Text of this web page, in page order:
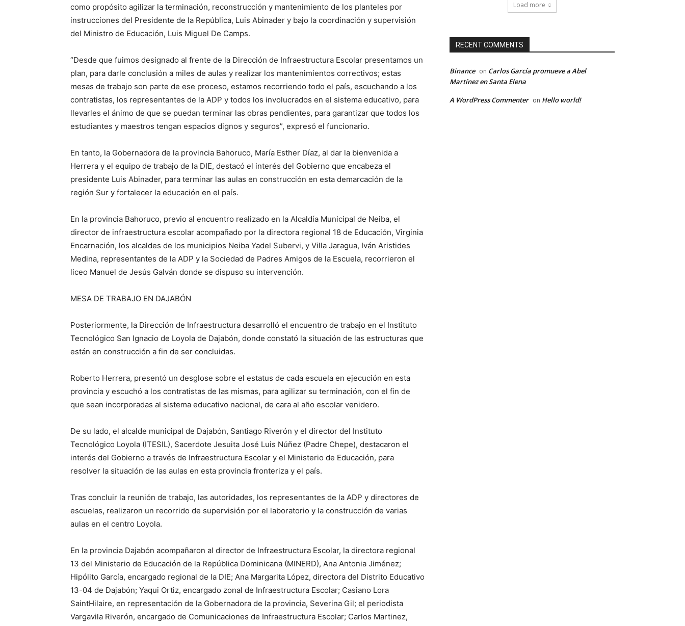
como propósito agilizar la terminación, reconstrucción y mantenimiento de los planteles por
instrucciones del Presidente de la República, Luis Abinader y bajo la coordinación y supervisión
del Ministro de Educación, Luis Miguel De Camps.
“Desde que fuimos designado al frente de la Dirección de Infraestructura Escolar presentamos un
plan, para darle conclusión a miles de aulas y realizar los mantenimientos correctivos; estas
mesas de trabajo son parte de ese proceso, estamos recorriendo todo el país, escuchando a los
contratistas, los representantes de la ADP y todos los involucrados en el sistema educativo, para
llevarles el ánimo de que se puedan terminar las obras pendientes, para garantizar que todos los
estudiantes y maestros tengan espacios dignos y seguros”, expresó el funcionario.
En tanto, la Gobernadora de la provincia Bahoruco, María Esther Díaz, al dar la bienvenida a
Herrera y el equipo de trabajo de la DIE, destacó el interés del Gobierno que encabeza el
presidente Luis Abinader, para terminar las aulas en construcción en esta demarcación de la
región Sur y fortalecer la educación en el país.
En la provincia Bahoruco, previo al encuentro realizado en la Alcaldía Municipal de Neiba, el
director de infraestructura escolar acompañado por la directora regional 18 de Educación, Virginia
Encarnación, los alcaldes de los municipios Neiba Yadel Subervi, y Villa Jaragua, Iván Aristides
Medina, representantes de la ADP y la Sociedad de Padres Amigos de la Escuela, recorrieron el
liceo Manuel de Jesús Galván donde se dispuso su intervención.
MESA DE TRABAJO EN DAJABÓN
Posteriormente, la Dirección de Infraestructura desarrolló el encuentro de trabajo en el Instituto
Tecnológico San Ignacio de Loyola de Dajabón, donde constató la situación de las estructuras que
están en construcción a fin de ser concluidas.
Roberto Herrera, presentó un desglose sobre el estatus de cada escuela en ejecución en esta
provincia y escuchó a los contratistas de las mismas, para agilizar su terminación, con el fin de
que sean incorporadas al sistema educativo nacional, de cara al año escolar venidero.
De su lado, el alcalde municipal de Dajabón, Santiago Riverón y el director del Instituto
Tecnológico Loyola (ITESIL), Sacerdote Jesuita José Luis Núñez (Padre Chepe), destacaron el
interés del Gobierno a través de Infraestructura Escolar y el Ministerio de Educación, para
resolver la situación de las aulas en esta provincia fronteriza y el país.
Tras concluir la reunión de trabajo, las autoridades, los representantes de la ADP y directores de
escuelas, realizaron un recorrido de supervisión por el laboratorio y la construcción de varias
aulas en el centro Loyola.
En la provincia Dajabón acompañaron al director de Infraestructura Escolar, la directora regional
13 del Ministerio de Educación de la República Dominicana (MINERD), Ana Antonia Jiménez;
Hipólito García, encargado regional de la DIE; Ana Margarita López, directora del Distrito Educativo
13-04 de Dajabón; Yaqui Ortiz, encargado zonal de Infraestructura Escolar; Casiano Lora
SaintHilaire, en representación de la Gobernadora de la provincia, Severina Gil; el periodista
Vargavila Riverón, encargado de Comunicaciones de Infraestructura Escolar; Carlos Martinez,
Load more
RECENT COMMENTS
Binance on Carlos García promueve a Abel
Martínez en Santa Elena
A WordPress Commenter on Hello world!